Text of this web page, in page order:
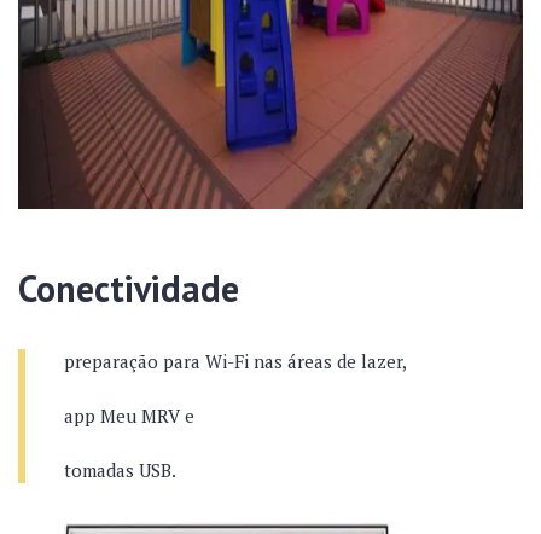
Conectividade
preparação para Wi-Fi nas áreas de lazer,
app Meu MRV e
tomadas USB.